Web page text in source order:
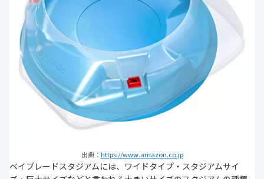
出典： https://www.amazon.co.jp
ベイブレードスタジアムには、ワイドタイプ・スタジアムサイ